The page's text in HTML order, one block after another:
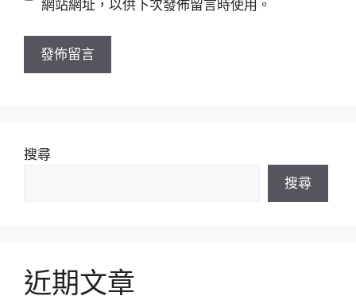
址
網站網址，以供下次發佈留言時使用。
搜尋
搜尋
近期文章